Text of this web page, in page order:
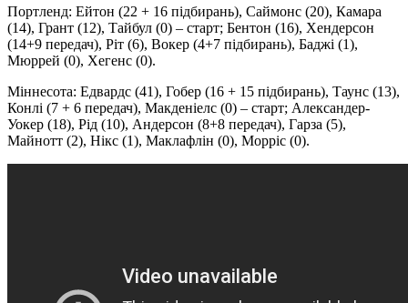
Портленд: Ейтон (22 + 16 підбирань), Саймонс (20), Камара
(14), Грант (12), Тайбул (0) – старт; Бентон (16), Хендерсон
(14+9 передач), Ріт (6), Вокер (4+7 підбирань), Баджі (1),
Мюррей (0), Хегенс (0).
Міннесота: Едвардс (41), Гобер (16 + 15 підбирань), Таунс (13),
Конлі (7 + 6 передач), Макденіелс (0) – старт; Александер-
Уокер (18), Рід (10), Андерсон (8+8 передач), Гарза (5),
Майнотт (2), Нікс (1), Маклафлін (0), Морріс (0).